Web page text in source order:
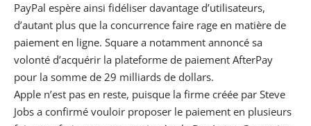
PayPal espère ainsi fidéliser davantage d’utilisateurs,
d’autant plus que la concurrence faire rage en matière de
paiement en ligne. Square a notamment annoncé sa
volonté d’acquérir la plateforme de paiement AfterPay
pour la somme de 29 milliards de dollars.
Apple n’est pas en reste, puisque la firme créée par Steve
Jobs a confirmé vouloir proposer le paiement en plusieurs